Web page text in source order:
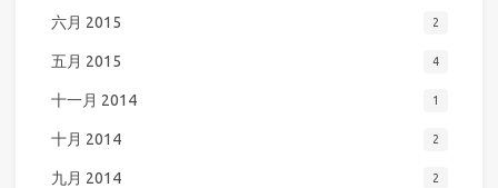
六月 2015 2
五月 2015 4
十一月 2014 1
十月 2014 2
九月 2014 2